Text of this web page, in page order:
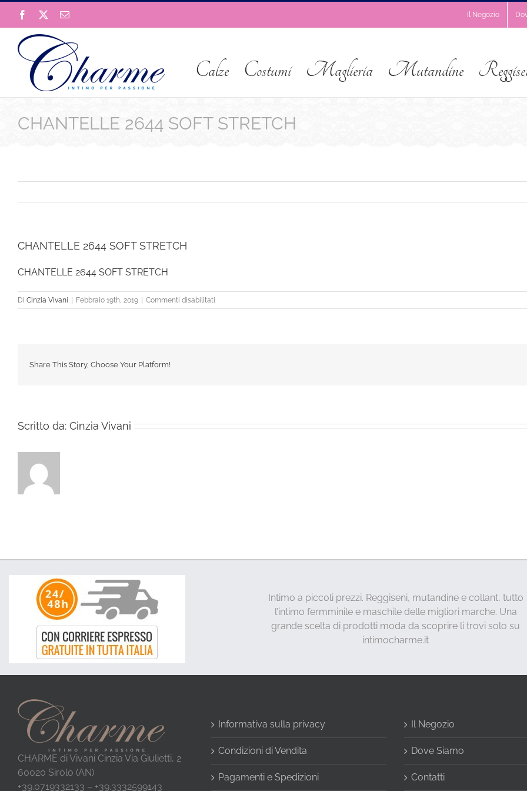
contenuto
Facebook Email Il Negozio
Calze Costumi Maglieria Mutandine
CHANTELLE 2644 SOFT STRETCH
CHANTELLE 2644 SOFT STRETCH
CHANTELLE 2644 SOFT STRETCH
Di Cinzia Vivani | Febbraio 19th, 2019 | Commenti disabilitati
CHANTELLE
Share This Story, Choose Your Platform!
Scritto da: Cinzia Vivani
Intimo a piccoli prezzi. Reggiseni, mutandine e collant, tutto
l’intimo fermminile e maschile delle migliori marche. Una
grande scelta di prodotti moda da scoprire li trovi solo su
intimocharme.it
CHARME di Vivani Cinzia Via Giulietti, 2
60020 Sirolo (AN)
+39.0719332133 – +39.3332599143
Informativa sulla privacy
Condizioni di Vendita
Pagamenti e Spedizioni
Il Negozio
Dove Siamo
Contatti